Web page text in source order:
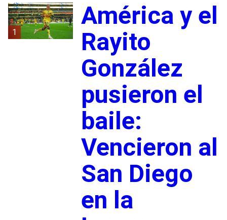
1
América y el
Rayito
González
pusieron el
baile:
Vencieron al
San Diego
en la